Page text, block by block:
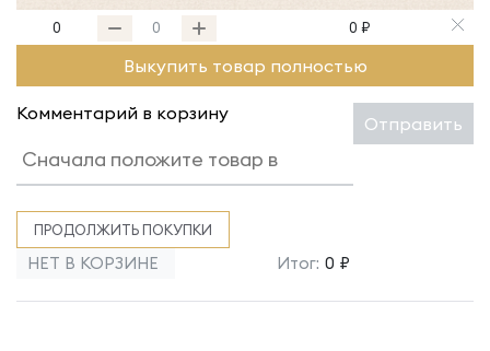
0 0 ₽
Выкупить товар полностью
Комментарий в корзину Отправить
ПРОДОЛЖИТЬ ПОКУПКИ
НЕТ В КОРЗИНЕ Итог: 0 ₽